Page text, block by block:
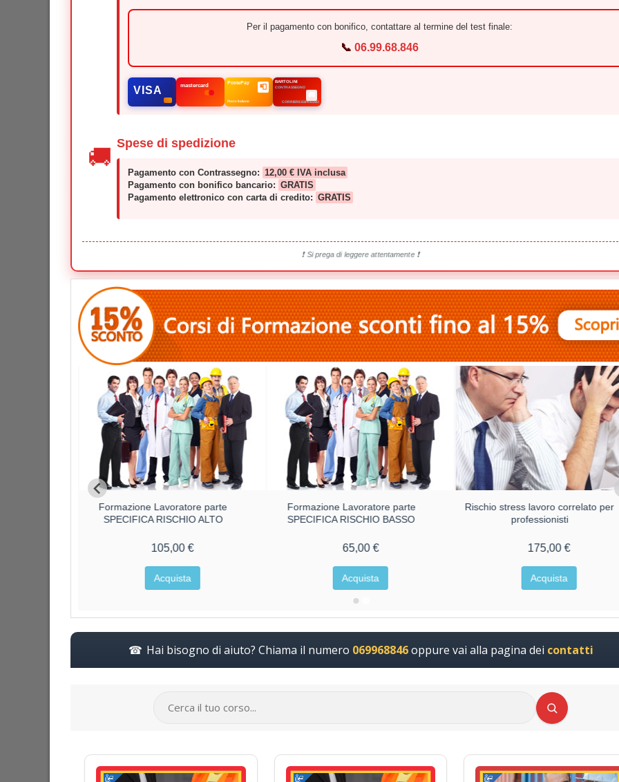
Per il pagamento con bonifico, contattare al termine del test finale:
📞 06.99.68.846
VISA mastercard PostePay
Poste Italiane
📮
BARTOLINI
CONTRASSEGNO
CORRIERE ESPRESSO
🚚
🚚
Spese di spedizione
Pagamento con Contrassegno: 12,00 € IVA inclusa
Pagamento con bonifico bancario: GRATIS
Pagamento elettronico con carta di credito: GRATIS
❗ Si prega di leggere attentamente ❗
Formazione Lavoratore parte
SPECIFICA RISCHIO ALTO
105,00 €
Acquista
Formazione Lavoratore parte
SPECIFICA RISCHIO BASSO
65,00 €
Acquista
Rischio stress lavoro correlato per
professionisti
175,00 €
Acquista
Hai bisogno di aiuto? Chiama il numero 069968846oppure vai alla pagina dei contatti